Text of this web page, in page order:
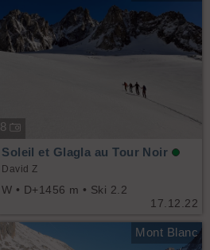
8
17.12.22
Soleil et Glagla au Tour Noir
David Z
W • D+1456 m • Ski 2.2
Mont Blanc